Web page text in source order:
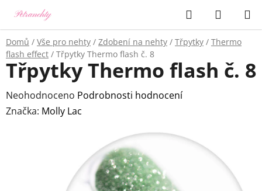
obsah
Hledat
KOŠÍK
Domů / Vše pro nehty / Zdobení na nehty / Třpytky / Thermo
flash effect / Třpytky Thermo flash č. 8
Třpytky Thermo flash č. 8
Průměrné
hodnocení
Neohodnoceno Podrobnosti hodnocení
Značka: Molly Lac